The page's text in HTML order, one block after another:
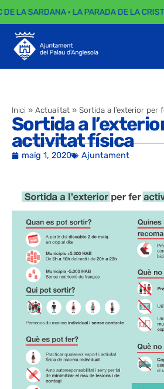
LA SARDANA · LA PARADA DE LA
Inici » Actualitat » Sortida a l’exterior per
Sortida a
activitat física
maig 1, 2020 Ajuntament